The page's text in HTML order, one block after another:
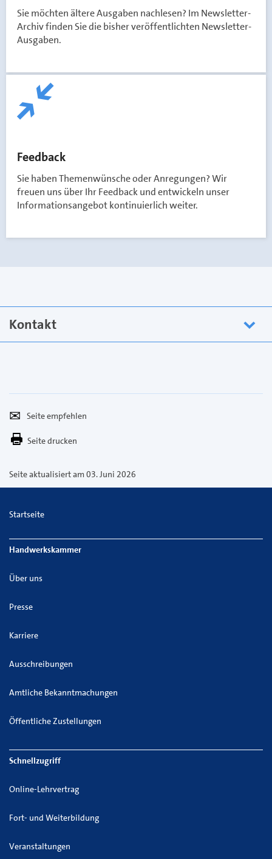
Sie möchten ältere Ausgaben nachlesen? Im Newsletter-
Archiv finden Sie die bisher veröffentlichten Newsletter-
Ausgaben.
Feedback
Sie haben Themenwünsche oder Anregungen? Wir
freuen uns über Ihr Feedback und entwickeln unser
Informationsangebot kontinuierlich weiter.
Kontakt
empfehlen
Per
E-
versenden
Seite drucken
Seite aktualisiert am 03. Juni 2026
Startseite
Handwerkskammer
Über uns
Presse
Karriere
Ausschreibungen
Amtliche Bekanntmachungen
Öffentliche Zustellungen
Schnellzugriff
Online-Lehrvertrag
Fort- und Weiterbildung
Veranstaltungen